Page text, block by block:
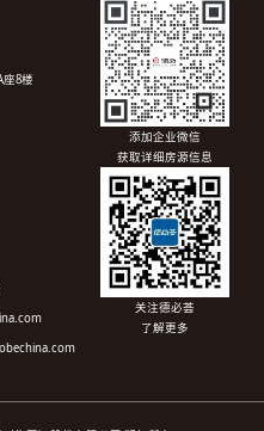
8楼
添加企业微信
获取详细房源信息
关注德必荟
了解更多